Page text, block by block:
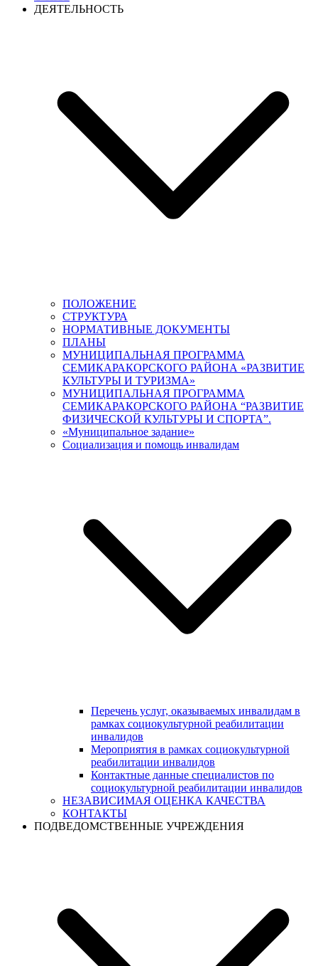
ДЕЯТЕЛЬНОСТЬ
ПОЛОЖЕНИЕ
СТРУКТУРА
НОРМАТИВНЫЕ ДОКУМЕНТЫ
ПЛАНЫ
МУНИЦИПАЛЬНАЯ ПРОГРАММА
СЕМИКАРАКОРСКОГО РАЙОНА «РАЗВИТИЕ
КУЛЬТУРЫ И ТУРИЗМА»
МУНИЦИПАЛЬНАЯ ПРОГРАММА
СЕМИКАРАКОРСКОГО РАЙОНА “РАЗВИТИЕ
ФИЗИЧЕСКОЙ КУЛЬТУРЫ И СПОРТА”.
«Муниципальное задание»
Социализация и помощь инвалидам
Перечень услуг, оказываемых инвалидам в
рамках социокультурной реабилитации
инвалидов
Мероприятия в рамках социокультурной
реабилитации инвалидов
Контактные данные специалистов по
социокультурной реабилитации инвалидов
НЕЗАВИСИМАЯ ОЦЕНКА КАЧЕСТВА
КОНТАКТЫ
ПОДВЕДОМСТВЕННЫЕ УЧРЕЖДЕНИЯ